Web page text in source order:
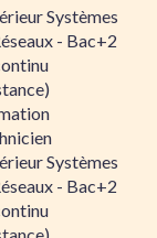
Systèmes
- Bac+2
Systèmes
- Bac+2